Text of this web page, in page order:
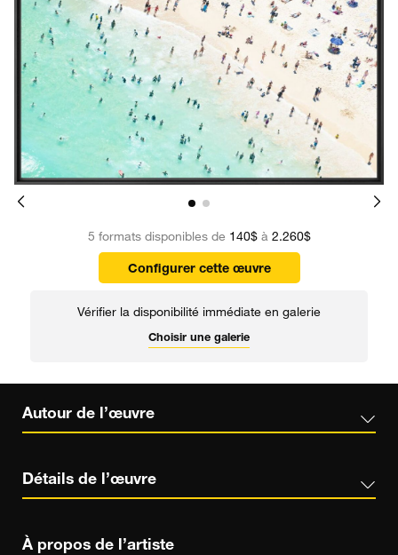
5 formats disponibles de 140$à 2.260$
Configurer cette œuvre
Vérifier la disponibilité immédiate en galerie
Choisir une galerie
Autour de l’œuvre
Détails de l’œuvre
À propos de l’artiste